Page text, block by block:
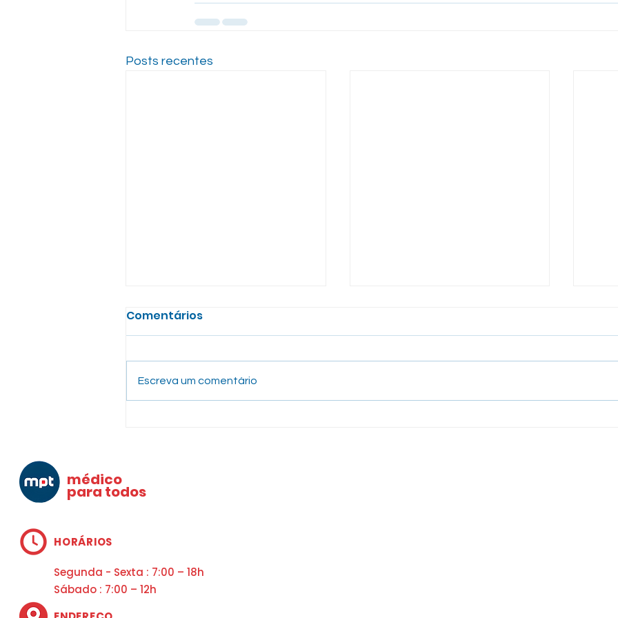
Posts recentes
Comentários
Escreva um comentário
médico
para todos
HORÁRIOS
Segunda - Sexta : 7:00 – 18h
Sábado : 7:00 – 12h